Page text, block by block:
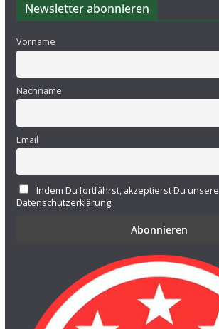
Newsletter abonnieren
Vorname
Nachname
Email
Indem Du fortfährst, akzeptierst Du unsere
Datenschutzerklärung.